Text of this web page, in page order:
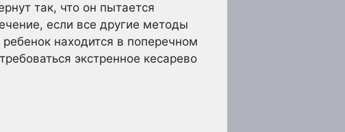
так, что он пытается
если все другие методы
находится в поперечном
экстренное кесарево